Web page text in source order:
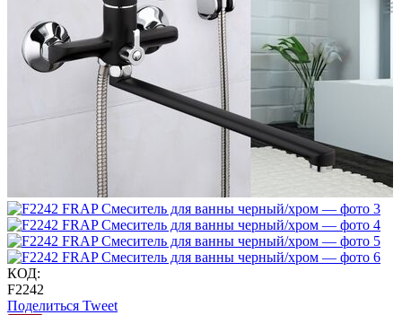
КОД:
F2242
Поделиться Tweet